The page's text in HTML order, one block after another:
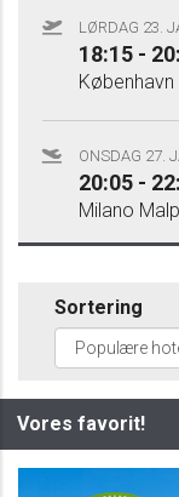
LØRDAG 23.
18:15 -
København
ONSDAG 27.
20:05 -
Milano
Sortering
Vores favorit!